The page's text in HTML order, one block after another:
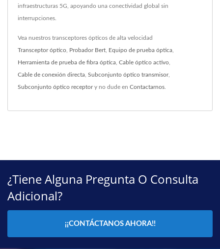
infraestructuras 5G, apoyando una conectividad global sin
interrupciones.
Vea nuestros transceptores ópticos de alta velocidad
Transceptor óptico Probador Bert Equipo de prueba óptica
Herramienta de prueba de fibra óptica Cable óptico activo
Cable de conexión directa Subconjunto óptico transmisor,
Subconjunto óptico receptory no dude en Contactarnos
¿Tiene Alguna Pregunta O Consulta
Adicional?
¡¡CONTÁCTANOS AHORA!!